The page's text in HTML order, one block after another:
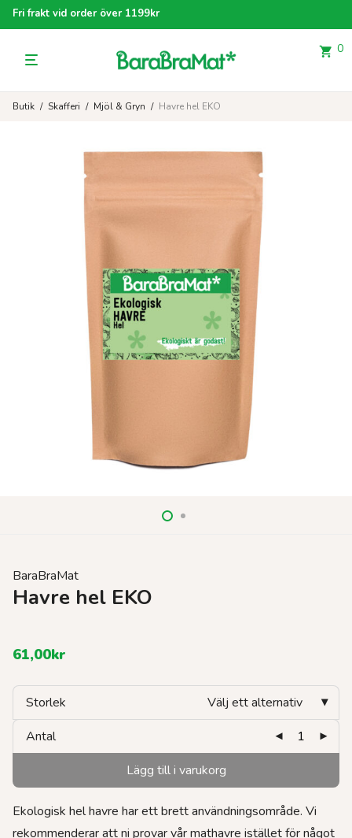
Fri frakt vid order över 1199kr
0
Butik / Skafferi / Mjöl & Gryn / Havre hel EKO
BaraBraMat
Havre hel EKO
61,00kr
Storlek
Välj ett alternativ
Antal
Lägg till i varukorg
Ekologisk hel havre har ett brett användningsområde. Vi
rekommenderar att ni provar vår mathavre istället för något